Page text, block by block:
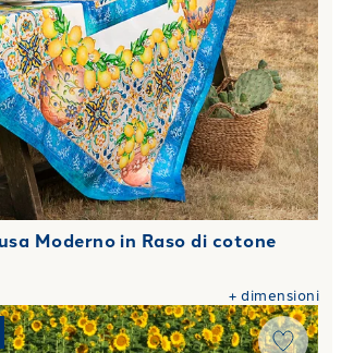
Moderno in Raso di cotone
+dimensioni
val dorcia Moderno in Raso di cotone